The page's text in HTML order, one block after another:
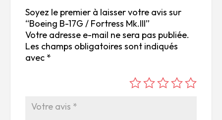
Soyez le premier à laisser votre avis sur
“Boeing B-17G / Fortress Mk.III”
Votre adresse e-mail ne sera pas publiée.
Les champs obligatoires sont indiqués
avec *